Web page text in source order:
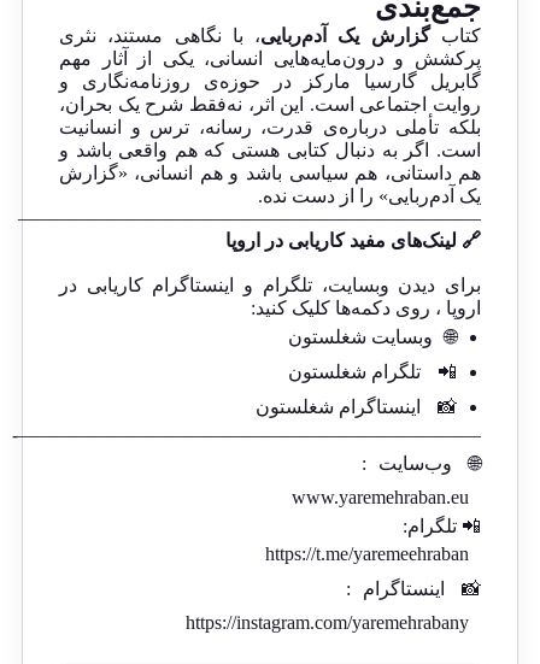
جمع‌بندی
کتابگزارش یک آدم‌ربایی، با نگاهی مستند، نثری
پرکشش و درون‌مایه‌هایی انسانی، یکی از آثار مهم
گابریل گارسیا مارکز در حوزه‌ی روزنامه‌نگاری و
روایت اجتماعی است. این اثر، نه‌فقط شرح یک بحران،
بلکه تأملی درباره‌ی قدرت، رسانه، ترس و انسانیت
است. اگر به دنبال کتابی هستی که هم واقعی باشد و
هم داستانی، هم سیاسی باشد و هم انسانی، «گزارش
یک آدم‌ربایی» را از دست نده.
————————————————————————
🔗 لینک‌های مفید کاریابی در اروپا
برای دیدن وبسایت، تلگرام و اینستاگرام کاریابی در
اروپا ، روی دکمه‌ها کلیک کنید:
🌐
وبسایت شغلستون
📲
تلگرام شغلستون
📸
اینستاگرام شغلستون
————————————————————————-
🌐
وب‌سایت
:
www.yaremehraban.eu
📲 تلگرام:
https://t.me/yaremeehraban
📸
اینستاگرام
:
https://instagram.com/yaremehrabany